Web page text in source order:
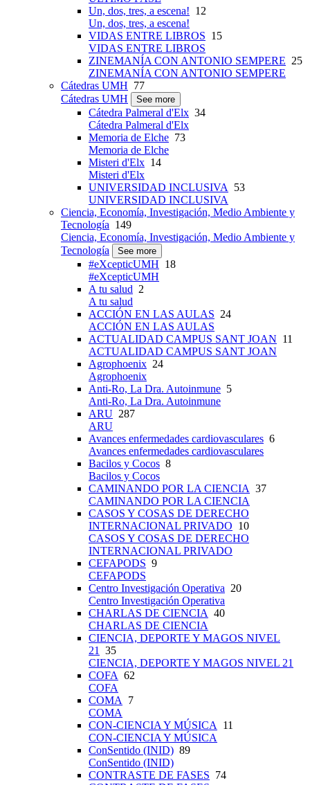
Un, dos, tres, a escena! 12
Un, dos, tres, a escena!
VIDAS ENTRE LIBROS 15
VIDAS ENTRE LIBROS
ZINEMANÍA CON ANTONIO SEMPERE 25
ZINEMANÍA CON ANTONIO SEMPERE
Cátedras UMH 77
Cátedras UMH
See more
Cátedra Palmeral d'Elx 34
Cátedra Palmeral d'Elx
Memoria de Elche 73
Memoria de Elche
Misteri d'Elx 14
Misteri d'Elx
UNIVERSIDAD INCLUSIVA
53
UNIVERSIDAD INCLUSIVA
Ciencia, Economía, Investigación, Medio Ambiente y
Tecnología 149
Ciencia, Economía, Investigación, Medio Ambiente y
Tecnología
See more
#eXcepticUMH 18
#eXcepticUMH
A tu salud 2
A tu salud
ACCIÓN EN LAS AULAS 24
ACCIÓN EN LAS AULAS
ACTUALIDAD CAMPUS SANT JOAN 11
ACTUALIDAD CAMPUS SANT JOAN
Agrophoenix 24
Agrophoenix
Anti-Ro, La Dra. Autoinmune 5
Anti-Ro, La Dra. Autoinmune
ARU 287
ARU
Avances enfermedades cardiovasculares 6
Avances enfermedades cardiovasculares
Bacilos y Cocos 8
Bacilos y Cocos
CAMINANDO POR LA CIENCIA 37
CAMINANDO POR LA CIENCIA
CASOS Y COSAS DE DERECHO
INTERNACIONAL PRIVADO 10
CASOS Y COSAS DE DERECHO
INTERNACIONAL PRIVADO
CEFAPODS 9
CEFAPODS
Centro Investigación Operativa 20
Centro Investigación Operativa
CHARLAS DE CIENCIA 40
CHARLAS DE CIENCIA
CIENCIA, DEPORTE Y MAGOS NIVEL
21
35
CIENCIA, DEPORTE Y MAGOS NIVEL 21
COFA 62
COFA
COMA
7
COMA
CON-CIENCIA Y MÚSICA
11
CON-CIENCIA Y MÚSICA
ConSentido (INID) 89
ConSentido (INID)
CONTRASTE DE FASES 74